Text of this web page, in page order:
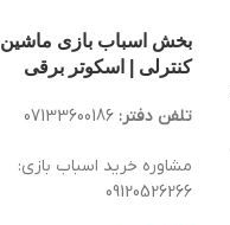
بخش اسباب بازی ماشین
کنترلی | اسکوتر برقی
تلفن دفتر: 07133600186
مشاوره خرید اسباب بازی:
09120526266